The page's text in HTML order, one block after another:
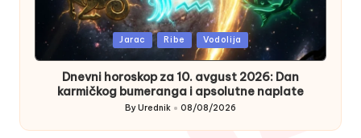
Jarac Ribe Vodolija
Dnevni horoskop za 10. avgust 2026: Dan
karmičkog bumeranga i apsolutne naplate
Posted
by
ByUrednik 08/08/2026